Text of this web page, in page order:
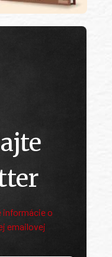
informácie o
emailovej